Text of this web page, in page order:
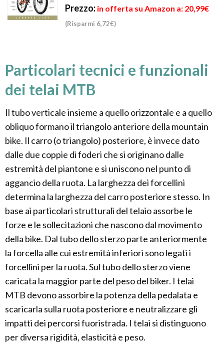
Prezzo: in offerta su Amazon a: 20,99€
(Risparmi 6,72€)
Particolari tecnici e funzionali
dei telai MTB
Il tubo verticale insieme a quello orizzontale e a quello
obliquo formano il triangolo anteriore della mountain
bike. Il carro (o triangolo) posteriore, è invece dato
dalle due coppie di foderi che si originano dalle
estremità del piantone e si uniscono nel punto di
aggancio della ruota. La larghezza dei forcellini
determina la larghezza del carro posteriore stesso. In
base ai particolari strutturali del telaio assorbe le
forze e le sollecitazioni che nascono dal movimento
della bike. Dal tubo dello sterzo parte anteriormente
la forcella alle cui estremità inferiori sono legati i
forcellini per la ruota. Sul tubo dello sterzo viene
caricata la maggior parte del peso del biker. I telai
MTB devono assorbire la potenza della pedalata e
scaricarla sulla ruota posteriore e neutralizzare gli
impatti dei percorsi fuoristrada. I telai si distinguono
per diversa rigidità, elasticità e peso.